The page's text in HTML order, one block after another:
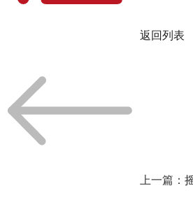
返回列表
上一篇：